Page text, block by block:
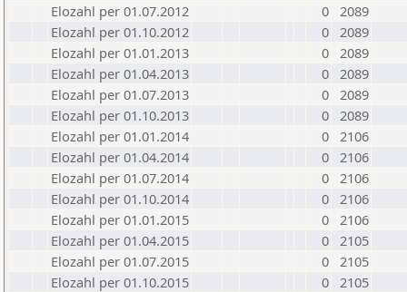
Elozahl per 01.07.2012
0 2089
Elozahl per 01.10.2012
0 2089
Elozahl per 01.01.2013
0 2089
Elozahl per 01.04.2013
0 2089
Elozahl per 01.07.2013
0 2089
Elozahl per 01.10.2013
0 2089
Elozahl per 01.01.2014
0 2106
Elozahl per 01.04.2014
0 2106
Elozahl per 01.07.2014
0 2106
Elozahl per 01.10.2014
0 2106
Elozahl per 01.01.2015
0 2106
Elozahl per 01.04.2015
0 2105
Elozahl per 01.07.2015
0 2105
Elozahl per 01.10.2015
0 2105